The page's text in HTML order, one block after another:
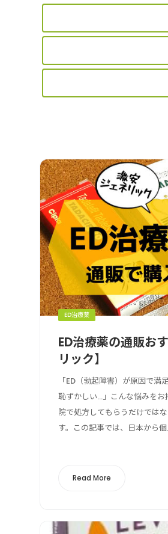
ED治療薬
ED治療薬の通販お
リック】
「ED（勃起障害）が原因で
恥ずかしい…」こんな悩みを
院で処方してもらうだけでは
す。この記事では、日本から
Read More